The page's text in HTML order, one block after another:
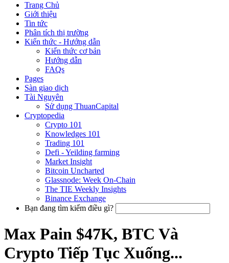
Trang Chủ
Giới thiệu
Tin tức
Phân tích thị trường
Kiến thức - Hướng dẫn
Kiến thức cơ bản
Hướng dẫn
FAQs
Pages
Sàn giao dịch
Tài Nguyên
Sử dụng ThuanCapital
Cryptopedia
Crypto 101
Knowledges 101
Trading 101
Defi - Yeilding farming
Market Insight
Bitcoin Uncharted
Glassnode: Week On-Chain
The TIE Weekly Insights
Binance Exchange
Bạn đang tìm kiếm điều gì?
Max Pain $47K, BTC Và
Crypto Tiếp Tục Xuống...